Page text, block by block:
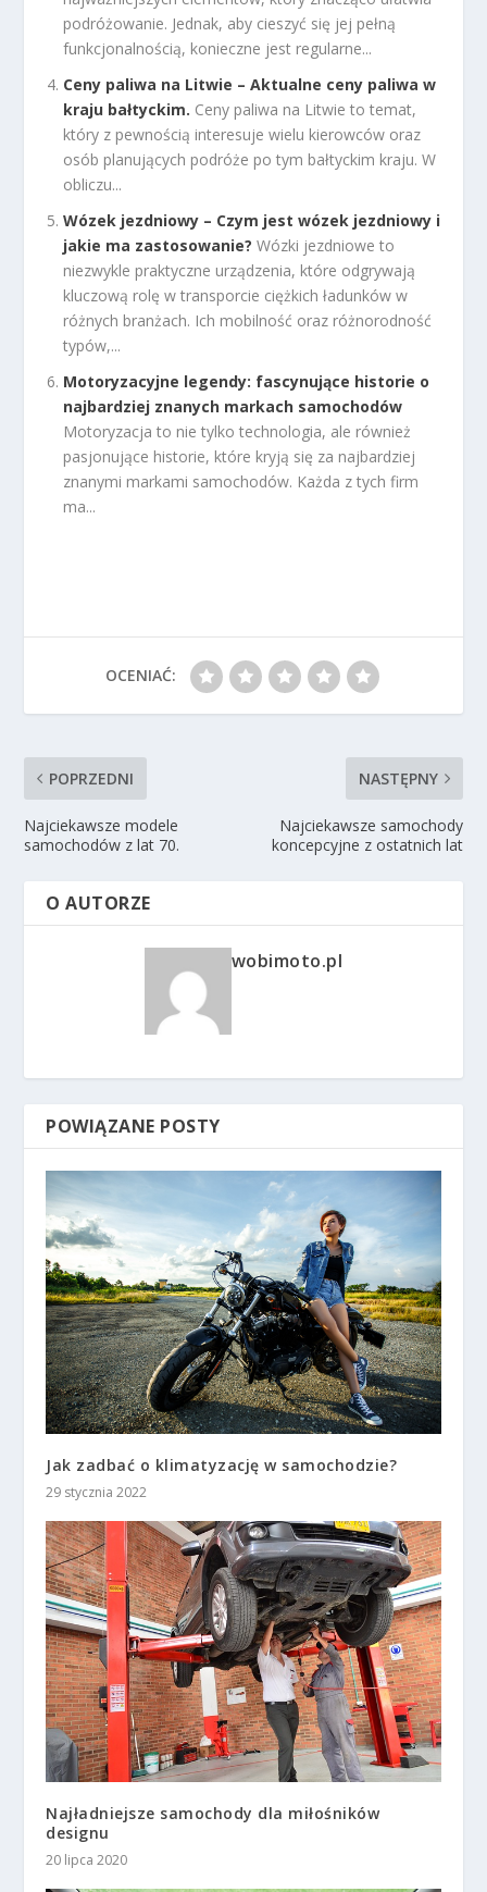
podróżowanie. Jednak, aby cieszyć się jej pełną
funkcjonalnością, konieczne jest regularne...
Ceny paliwa na Litwie – Aktualne ceny paliwa w
kraju bałtyckim. Ceny paliwa na Litwie to temat,
który z pewnością interesuje wielu kierowców oraz
osób planujących podróże po tym bałtyckim kraju. W
obliczu...
Wózek jezdniowy – Czym jest wózek jezdniowy i
jakie ma zastosowanie? Wózki jezdniowe to
niezwykle praktyczne urządzenia, które odgrywają
kluczową rolę w transporcie ciężkich ładunków w
różnych branżach. Ich mobilność oraz różnorodność
typów,...
Motoryzacyjne legendy: fascynujące historie o
najbardziej znanych markach samochodów
Motoryzacja to nie tylko technologia, ale również
pasjonujące historie, które kryją się za najbardziej
znanymi markami samochodów. Każda z tych firm
ma...
OCENIAĆ:
POPRZEDNI
Najciekawsze modele
samochodów z lat 70.
NASTĘPNY
Najciekawsze samochody
koncepcyjne z ostatnich lat
O AUTORZE
wobimoto.pl
POWIĄZANE POSTY
Jak zadbać o klimatyzację w samochodzie?
29 stycznia 2022
Najładniejsze samochody dla miłośników
designu
20 lipca 2020